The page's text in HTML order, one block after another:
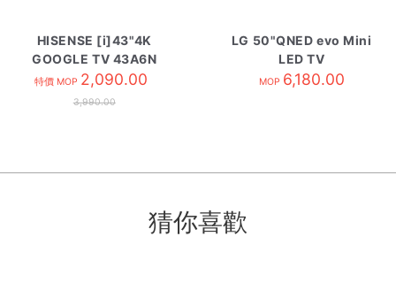
HISENSE [i]43"4K
GOOGLE TV 43A6N
特價 MOP 2,090.00
3,990.00
LG 50"QNED evo Mini
LED TV
50QNED80BCA
MOP 6,180.00
猜你喜歡